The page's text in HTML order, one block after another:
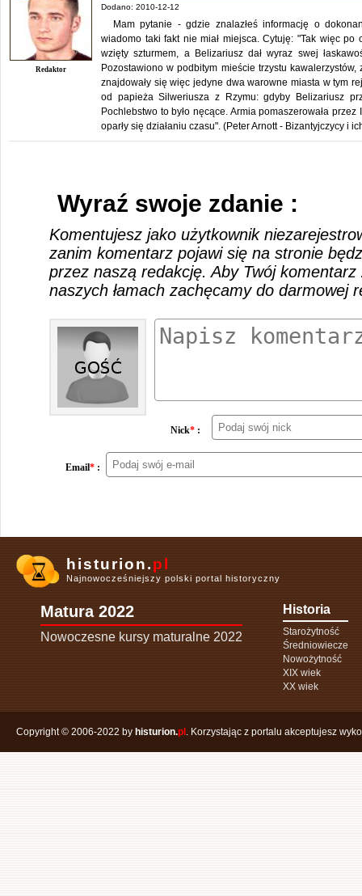
Redaktor
Dodano: 2010-12-12
Mam pytanie - gdzie znalazłeś informację o
wiadomo taki fakt nie miał miejsca. Cytuję: "Tak więc po
wzięty szturmem, a Belizariusz dał wyraz swej
Pozostawiono w podbitym mieście trzystu
znajdowały się więc jedyne dwa warowne miasta w tym
od papieża Silweriusza z Rzymu: gdyby Belizariusz
Pochlebstwo to było nęcące. Armia pomaszerowała
oparły się działaniu czasu". (Peter Arnott - Bizantyjczycy i
Wyraź swoje zdanie :
Komentujesz jako użytkownik
zanim komentarz pojawi się na stronie
przez naszą redakcję. Aby Twój
naszych łamach zachęcamy do darmowej
Nick* :
Email* :
histurion.pl
Najnowocześniejszy polski portal historyczny
Matura 2022
Nowoczesne kursy maturalne 2022
Historia
Starożytność
Średniowiecze
Nowożytność
XIX wiek
XX wiek
Copyright © 2006-2022 by histurion.pl . Korzystając z portalu akceptujesz